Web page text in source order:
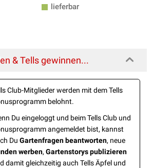
lieferbar
& Tells gewinnen...
Club-Mitglieder werden mit dem Tells
belohnt.
Du eingeloggt und beim Tells Club und
angemeldet bist, kannst
Du Gartenfragen beantworten, neue
werben, Gartenstorys publizieren
damit gleichzeitig auch Tells Äpfel und